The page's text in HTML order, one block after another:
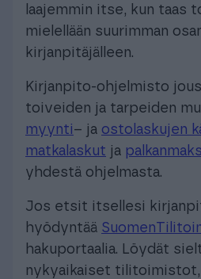
laajemmin itse, kun taas
mielellään suurimman
kirjanpitäjälleen.
Kirjanpito-ohjelmisto
toiveiden ja tarpeiden
myynti– ja ostolaskujen
matkalaskut ja
yhdestä ohjelmasta.
Jos etsit itsellesi
hyödyntää
hakuportaalia. Löydät
nykyaikaiset